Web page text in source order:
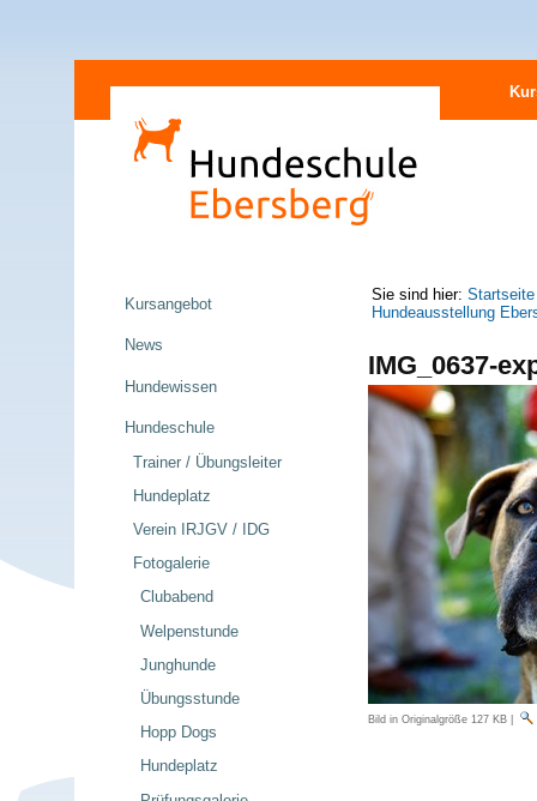
zum
Inhalt
Direkt
Navigation
Sie sind hier: Startseite
Hundeausstellung
IMG_0637-
Bild in Originalgröße 127 KB|
Kursangebot
News
Hundewissen
Hundeschule
Trainer / Übungsleiter
Hundeplatz
Verein IRJGV / IDG
Fotogalerie
Clubabend
Welpenstunde
Junghunde
Übungsstunde
Hopp Dogs
Hundeplatz